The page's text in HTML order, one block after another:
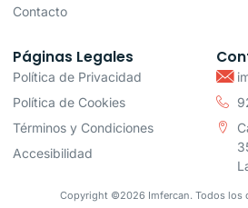
Contacto
Páginas Legales
Política de Privacidad
Política de Cookies
Términos y Condiciones
Accesibilidad
Copyright ©2026 Imfercan. Todos los